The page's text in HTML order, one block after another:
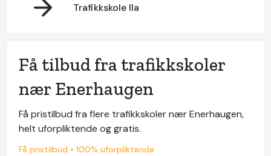
Trafikkskole Ila
Få tilbud fra trafikkskoler
nær Enerhaugen
Få pristilbud fra flere trafikkskoler nær Enerhaugen,
helt uforpliktende og gratis.
Få pristilbud • 100% uforpliktende